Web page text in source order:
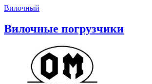
Вилочный
Вилочные погрузчики